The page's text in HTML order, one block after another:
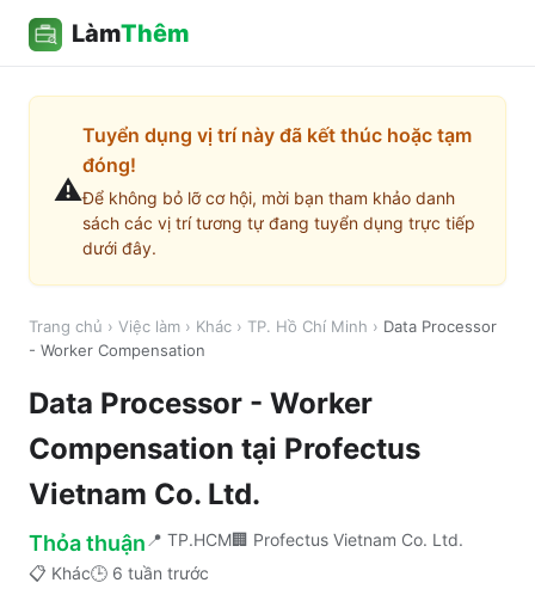
LàmThêm
⚠️
Tuyển dụng vị trí này đã kết thúc hoặc tạm
đóng!
Để không bỏ lỡ cơ hội, mời bạn tham khảo danh
sách các vị trí tương tự đang tuyển dụng trực tiếp
dưới đây.
Trang chủ › Việc làm › Khác › TP. Hồ Chí Minh › Data Processor
- Worker Compensation
Data Processor - Worker
Compensation tại Profectus
Vietnam Co. Ltd.
Thỏa thuận 📍 TP.HCM🏢 Profectus Vietnam Co. Ltd.
📋 Khác🕒 6 tuần trước